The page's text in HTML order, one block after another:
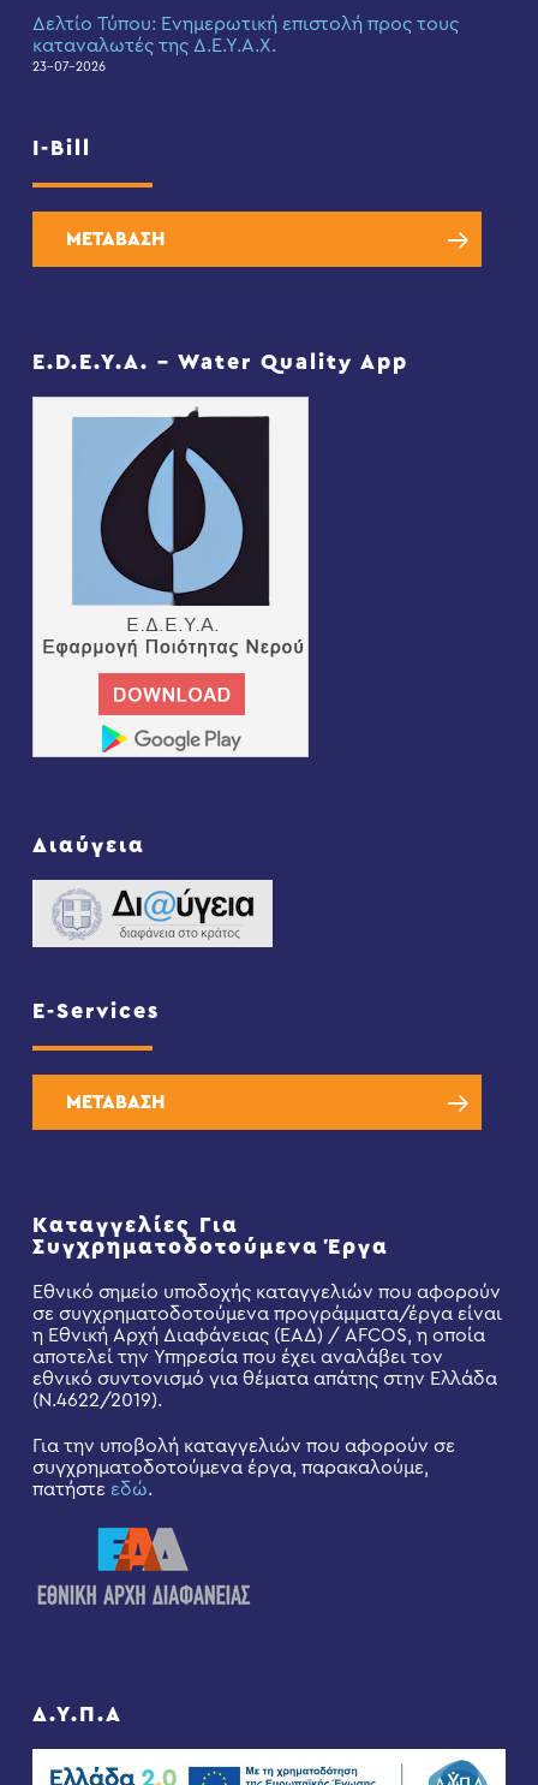
Δελτίο Τύπου: Eνημερωτική επιστολή προς τους
καταναλωτές της Δ.Ε.Υ.Α.Χ.
23-07-2026
I-Bill
ΜΕΤΑΒΑΣΗ
E.D.E.Y.A. – Water Quality App
Διαύγεια
E-Services
ΜΕΤΑΒΑΣΗ
Καταγγελίες Για
Συγχρηματοδοτούμενα Έργα
Εθνικό σημείο υποδοχής καταγγελιών που αφορούν
σε συγχρηματοδοτούμενα προγράμματα/έργα είναι
η Εθνική Αρχή Διαφάνειας (ΕΑΔ) / AFCOS, η οποία
αποτελεί την Υπηρεσία που έχει αναλάβει τον
εθνικό συντονισμό για θέματα απάτης στην Ελλάδα
(Ν.4622/2019).
Για την υποβολή καταγγελιών που αφορούν σε
συγχρηματοδοτούμενα έργα, παρακαλούμε,
πατήστε εδώ.
Δ.Υ.Π.Α